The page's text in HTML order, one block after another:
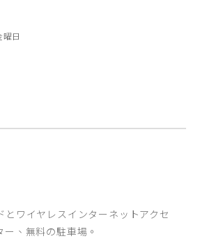
日
とワイヤレスインターネットアクセ
、無料の駐車場。